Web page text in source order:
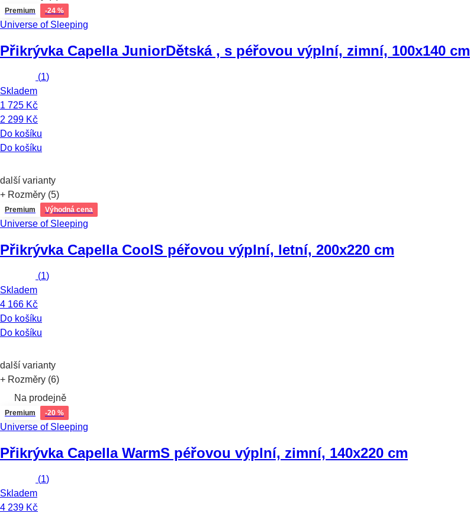
Premium -24 %
Universe of Sleeping
Přikrývka Capella JuniorDětská , s péřovou výplní, zimní, 100x140 cm
(1)
Skladem
1 725 Kč
2 299 Kč
Do košíku
Do košíku
další varianty
+ Rozměry (5)
Premium Výhodná cena
Universe of Sleeping
Přikrývka Capella CoolS péřovou výplní, letní, 200x220 cm
(1)
Skladem
4 166 Kč
Do košíku
Do košíku
další varianty
+ Rozměry (6)
Na prodejně
Premium -20 %
Universe of Sleeping
Přikrývka Capella WarmS péřovou výplní, zimní, 140x220 cm
(1)
Skladem
4 239 Kč